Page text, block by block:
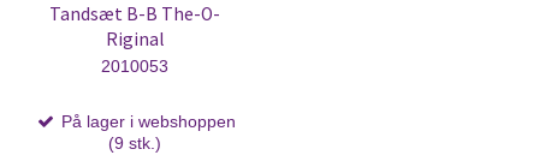
Tandsæt B-B The-O-
Riginal
2010053
På lager i webshoppen
(9 stk.)